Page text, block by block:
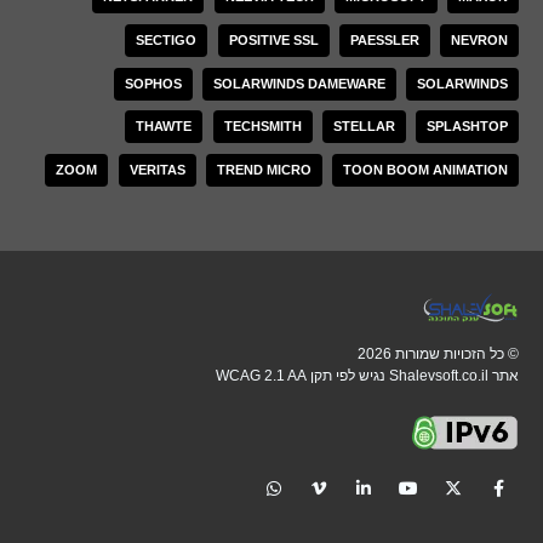
NEVRON
PAESSLER
POSITIVE SSL
SECTIGO
SOLARWINDS
SOLARWINDS DAMEWARE
SOPHOS
SPLASHTOP
STELLAR
TECHSMITH
THAWTE
TOON BOOM ANIMATION
TREND MICRO
VERITAS
© כל הזכויות שמורות 2026
אתר Shalevsoft.co.il נגיש לפי תקן WCAG 2.1 AA